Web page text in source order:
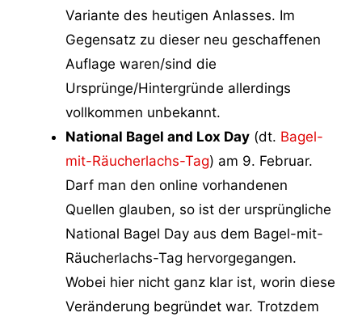
Variante des heutigen Anlasses. Im
Gegensatz zu dieser neu geschaffenen
Auflage waren/sind die
Ursprünge/Hintergründe allerdings
vollkommen unbekannt.
National Bagel and Lox Day (dt. Bagel-
mit-Räucherlachs-Tag) am 9. Februar.
Darf man den online vorhandenen
Quellen glauben, so ist der ursprüngliche
National Bagel Day aus dem Bagel-mit-
Räucherlachs-Tag hervorgegangen.
Wobei hier nicht ganz klar ist, worin diese
Veränderung begründet war. Trotzdem